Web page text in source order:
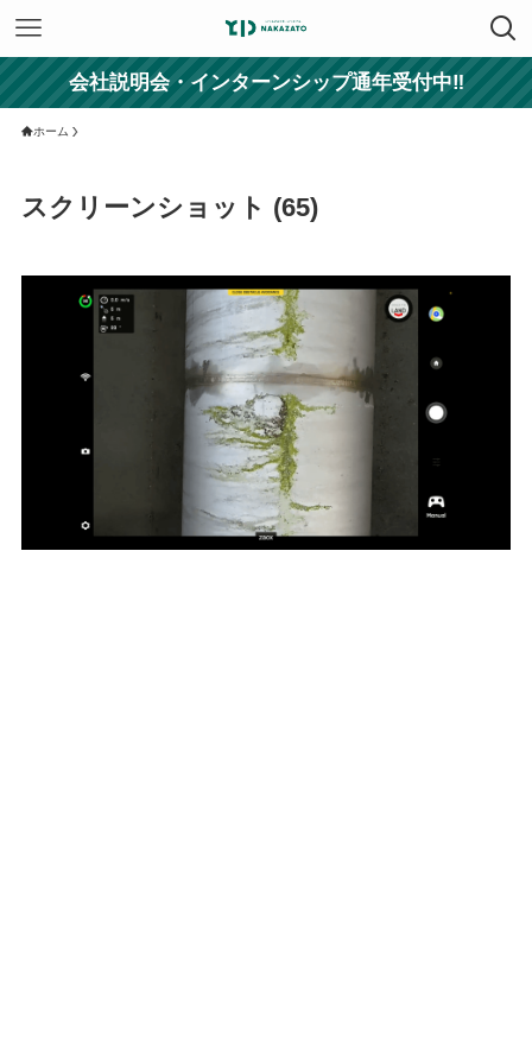
会社説明会・インターンシップ通年受付中‼
ホーム
スクリーンショット (65)